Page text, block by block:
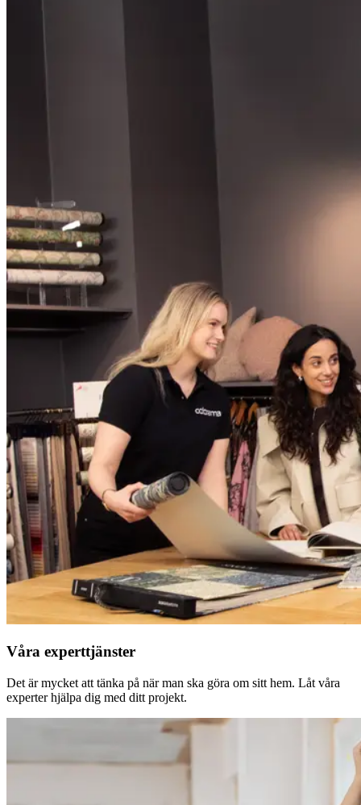
Våra experttjänster
Det är mycket att tänka på när man ska göra om sitt hem. Låt våra
experter hjälpa dig med ditt projekt.